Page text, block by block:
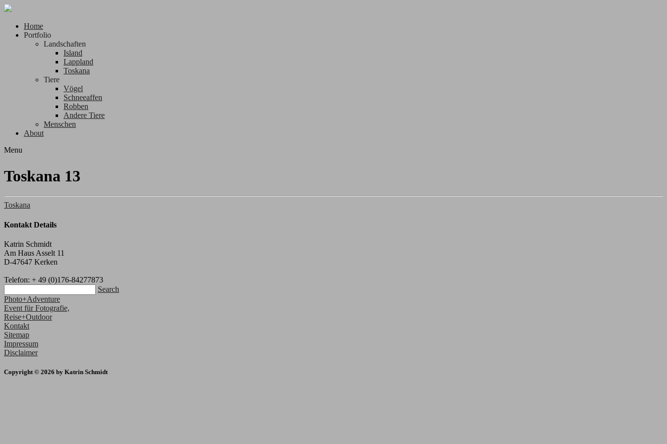
Home
Portfolio
Landschaften
Island
Lappland
Toskana
Tiere
Vögel
Schneeaffen
Robben
Andere Tiere
Menschen
About
Menu
Toskana 13
Toskana
Kontakt Details
Katrin Schmidt
Am Haus Asselt 11
D-47647 Kerken
Telefon: + 49 (0)176-84277873
Search
Photo+Adventure
Event für Fotografie,
Reise+Outdoor
Kontakt
Sitemap
Impressum
Disclaimer
Copyright © 2026 by Katrin Schmidt